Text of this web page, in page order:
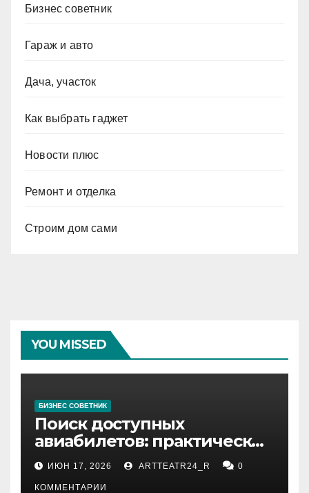
Бизнес советник
Гараж и авто
Дача, участок
Как выбрать гаджет
Новости плюс
Ремонт и отделка
Строим дом сами
YOU MISSED
БИЗНЕС СОВЕТНИК
Поиск доступных
авиабилетов: практические
рекомендации
ИЮН 17, 2026 ARTTEATR24_R 0
КОММЕНТАРИИ